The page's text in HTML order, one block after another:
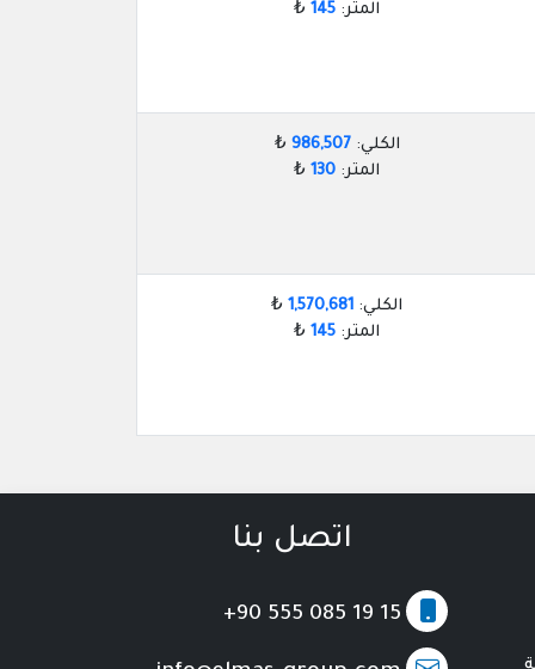
المتر: 145
₺
الكلي: 986,507
₺
المتر: 130
₺
الكلي: 1,570,681
₺
المتر: 145
₺
اتصل بنا
+90 555 085 19 15